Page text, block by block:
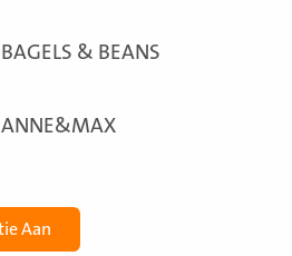
BAGELS & BEANS
ANNE&MAX